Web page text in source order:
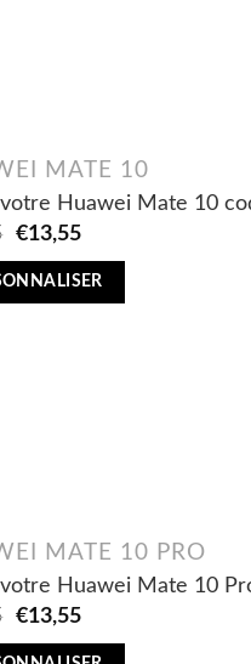
MATE 10
Huawei Mate 10
Original
was:
€13,55Current
is:
MATE 10 PRO
Huawei Mate 10
Original
was:
€13,55Current
is: